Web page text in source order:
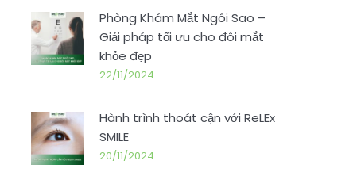
Phòng Khám Mắt Ngôi Sao –
Giải pháp tối ưu cho đôi mắt
khỏe đẹp
22/11/2024
Hành trình thoát cận với ReLEx
SMILE
20/11/2024